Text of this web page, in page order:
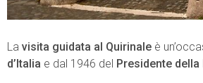
La visita guidata al Quirinale è
d’Italia e dal 1946 del Presidente della